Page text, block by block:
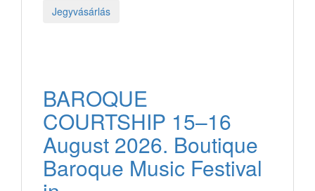
Jegyvásárlás
BAROQUE
COURTSHIP 15–16
August 2026. Boutique
Baroque Music Festival